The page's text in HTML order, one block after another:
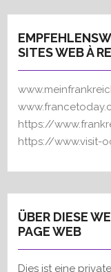
SITES WEB À
https://
https://www.visit-
ÜBER DIESE
PAGE WEB
Dies ist eine